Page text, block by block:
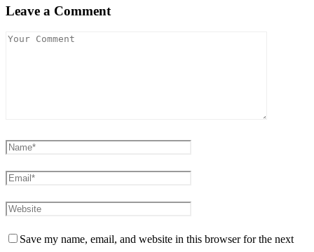
Leave a Comment
Save my name, email, and website in this browser for the next